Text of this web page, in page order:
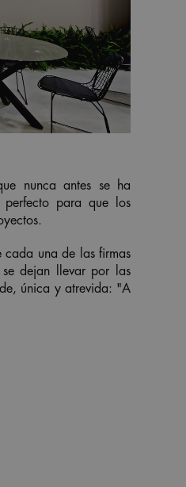
nunca antes se ha
perfecto para que los
cada una de las firmas
dejan llevar por las
única y atrevida: "A